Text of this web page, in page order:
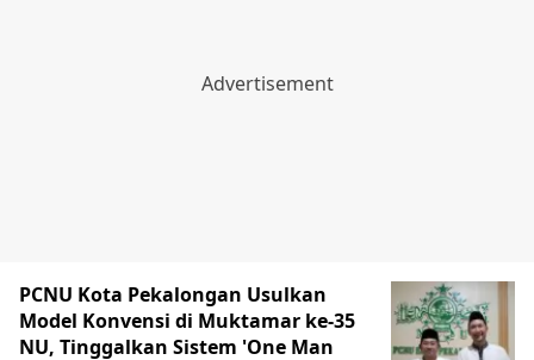
PCNU Kota Pekalongan Usulkan
Model Konvensi di Muktamar ke-35
NU, Tinggalkan Sistem 'One Man